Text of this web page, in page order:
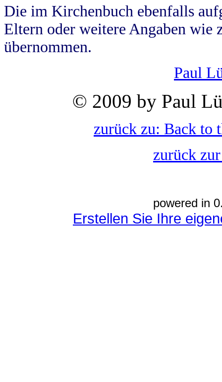
Die im Kirchenbuch ebenfalls
Eltern oder weitere Angaben wie
übernommen.
Paul
© 2009 by Paul
zurück zu: Back to
zurück
powered in
Erstellen Sie Ihre